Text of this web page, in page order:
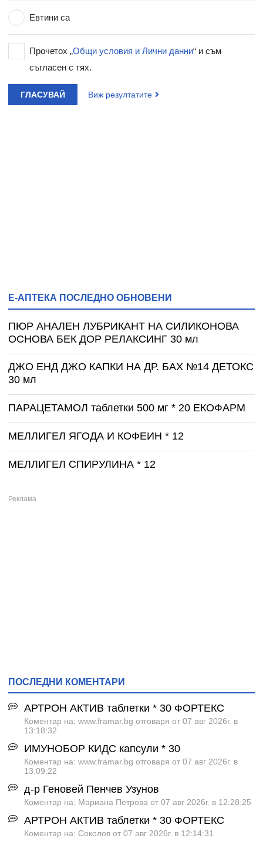
Евтини са
Прочетох „Общи условия и Лични данни“ и съм
съгласен с тях.
ГЛАСУВАЙ Виж резултатите
Е-АПТЕКА ПОСЛЕДНО ОБНОВЕНИ
ПЮР АНАЛЕН ЛУБРИКАНТ НА СИЛИКОНОВА
ОСНОВА БЕК ДОР РЕЛАКСИНГ 30 мл
ДЖО ЕНД ДЖО КАПКИ НА ДР. БАХ №14 ДЕТОКС
30 мл
ПАРАЦЕТАМОЛ таблетки 500 мг * 20 ЕКОФАРМ
МЕЛЛИГЕЛ ЯГОДА И КОФЕИН * 12
МЕЛЛИГЕЛ СПИРУЛИНА * 12
ПОСЛЕДНИ КОМЕНТАРИ
АРТРОН АКТИВ таблетки * 30 ФОРТЕКС
Коментар на: www.framar.bg отговаря от 07 авг 2026г. в
13:18:32
ИМУНОБОР КИДС капсули * 30
Коментар на: www.framar.bg отговаря от 07 авг 2026г. в
13:09:22
д-р Геновей Пенчев Узунов
Коментар на: Мариана Петрова от 07 авг 2026г. в 12:28:25
АРТРОН АКТИВ таблетки * 30 ФОРТЕКС
Коментар на: Соколов от 07 авг 2026г. в 12:14:31